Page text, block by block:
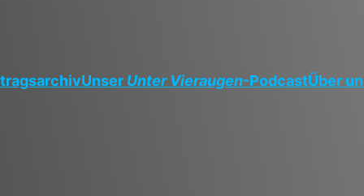
Unser Unter Vieraugen-PodcastÜber